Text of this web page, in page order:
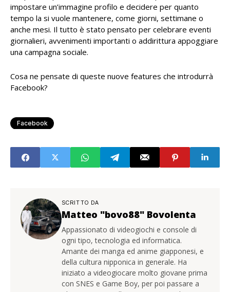
impostare un’immagine profilo e decidere per quanto
tempo la si vuole mantenere, come giorni, settimane o
anche mesi. Il tutto è stato pensato per celebrare eventi
giornalieri, avvenimenti importanti o addirittura appoggiare
una campagna sociale.
Cosa ne pensate di queste nuove features che introdurrà
Facebook?
Facebook
SCRITTO DA
Matteo "bovo88" Bovolenta
Appassionato di videogiochi e console di
ogni tipo, tecnologia ed informatica.
Amante dei manga ed anime giapponesi, e
della cultura nipponica in generale. Ha
iniziato a videogiocare molto giovane prima
con SNES e Game Boy, per poi passare a